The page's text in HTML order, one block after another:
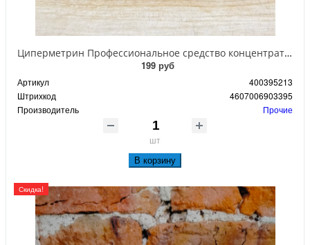
Циперметрин Профессиональное средство концентрат эмульсии 25% для уничтожения тараканов, мух,комаров, блох, клопов, муравьев, ос 50 мл
199 руб
Артикул
400395213
Штрихкод
4607006903395
Производитель
Прочие
шт
В корзину
Скидка!